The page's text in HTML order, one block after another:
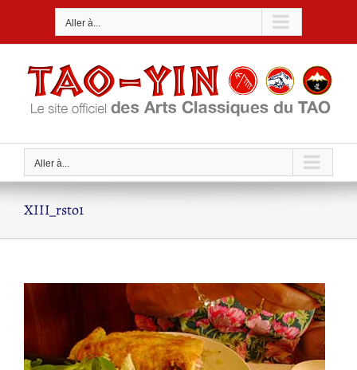
Aller à...
Aller à...
XIII_rsto1